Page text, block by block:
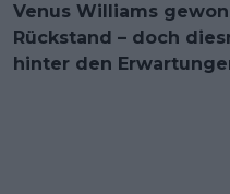
Venus Williams
Rückstand – doch
hinter den